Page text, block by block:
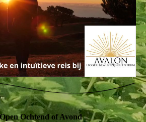
Ochtend of Avond